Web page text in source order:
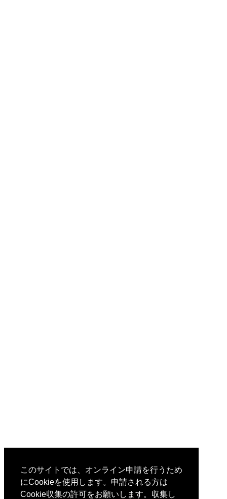
このサイトでは、オンライン申請を行うため
にCookieを使用します。申請される方は
Cookie収集の許可をお願いします。収集し